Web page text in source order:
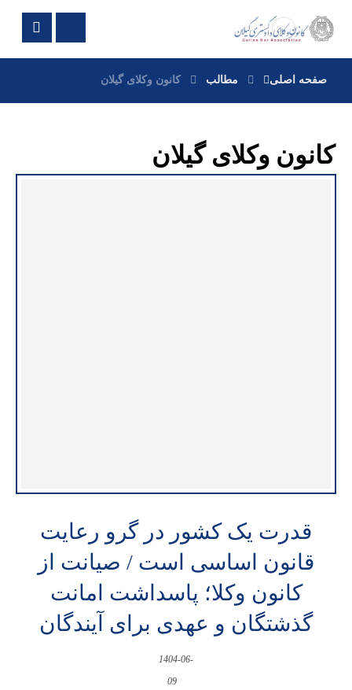
صفحه اصلی مطالب کانون وکلای گیلان
کانون وکلای گیلان
قدرت یک کشور در گرو رعایت
قانون اساسی است / صیانت از
کانون وکلا؛ پاسداشت امانت
گذشتگان و عهدی برای آیندگان
1404-06-
09